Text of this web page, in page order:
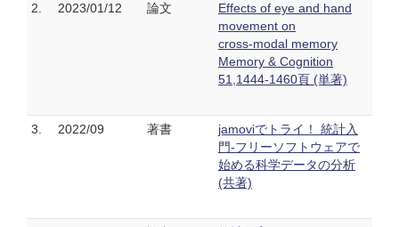
2. 2023/01/12 論文
Effects of eye and hand
movement on
cross‑modal memory
Memory & Cognition
51,1444-1460頁 (単著)
3. 2022/09 著書
jamoviでトライ！ 統計入
門-フリーソフトウェアで
始める科学データの分析
(共著)